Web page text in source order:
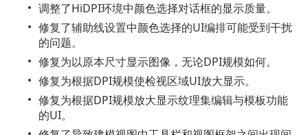
调整了HiDPI环境中颜色选择对话框的显示质量。
修复了辅助线设置中颜色选择的UI编排可能受到干扰
的问题。
修复为以原本尺寸显示图像，无论DPI规模如何。
修复为根据DPI规模使检视区域UI放大显示。
修复为根据DPI规模放大显示纹理集编辑与模板功能
的UI。